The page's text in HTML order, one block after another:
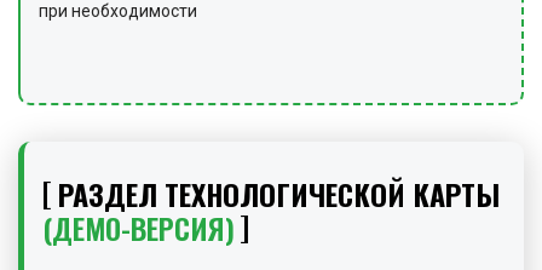
при необходимости
РАЗДЕЛ ТЕХНОЛОГИЧЕСКОЙ КАРТЫ
(ДЕМО-ВЕРСИЯ)